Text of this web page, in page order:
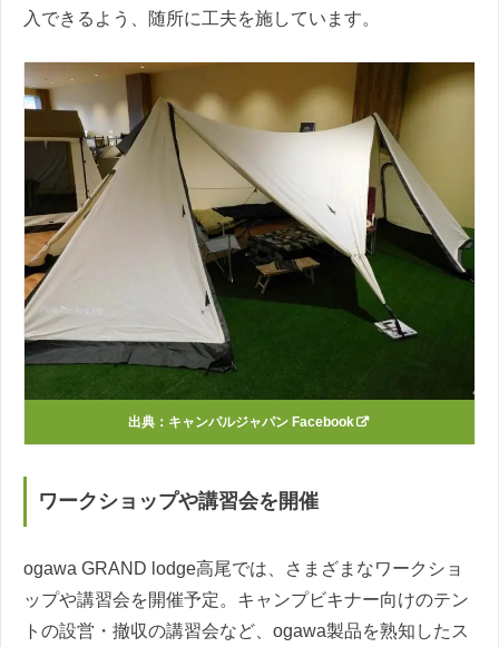
入できるよう、随所に工夫を施しています。
出典： キャンパルジャパン Facebook
ワークショップや講習会を開催
ogawa GRAND lodge高尾では、さまざまなワークショ
ップや講習会を開催予定。キャンプビキナー向けのテン
トの設営・撤収の講習会など、ogawa製品を熟知したス